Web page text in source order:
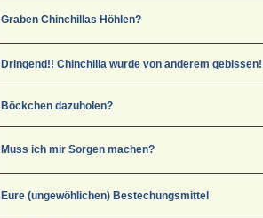
Graben Chinchillas Höhlen?
Dringend!! Chinchilla wurde von anderem gebissen!
Böckchen dazuholen?
Muss ich mir Sorgen machen?
Eure (ungewöhlichen) Bestechungsmittel